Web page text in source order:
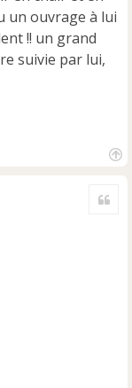
un ouvrage à lui
!! un grand
suivie par lui,